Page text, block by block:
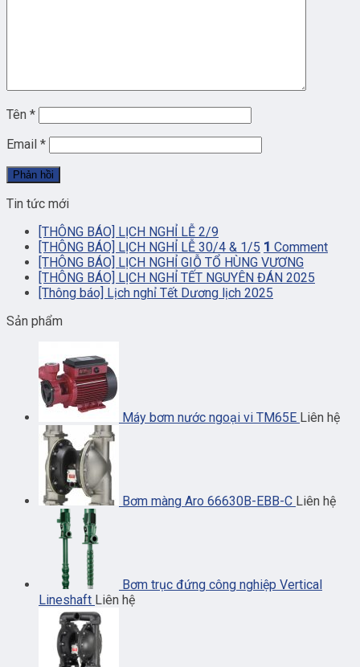
Tên *
Email *
Tin tức mới
[THÔNG BÁO] LỊCH NGHỈ LỄ 2/9
[THÔNG BÁO] LỊCH NGHỈ LỄ 30/4 & 1/5 1 Comment
[THÔNG BÁO] LỊCH NGHỈ GIỖ TỔ HÙNG VƯƠNG
[THÔNG BÁO] LỊCH NGHỈ TẾT NGUYÊN ĐÁN 2025
[Thông báo] Lịch nghỉ Tết Dương lịch 2025
Sản phẩm
Máy bơm nước ngoại vi TM65E Liên hệ
Bơm màng Aro 66630B-EBB-C Liên hệ
Bơm trục đứng công nghiệp Vertical
Lineshaft Liên hệ